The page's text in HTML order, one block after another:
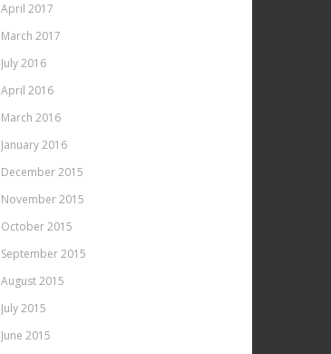
April 2017
March 2017
July 2016
April 2016
March 2016
January 2016
December 2015
November 2015
October 2015
September 2015
August 2015
July 2015
June 2015